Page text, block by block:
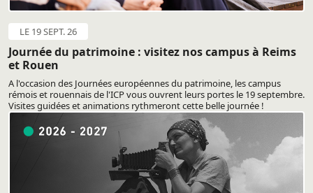
LE 19 SEPT. 26
Journée du patrimoine : visitez nos campus à Reims
et Rouen
A l'occasion des Journées européennes du patrimoine, les campus
rémois et rouennais de l'ICP vous ouvrent leurs portes le 19 septembre.
Visites guidées et animations rythmeront cette belle journée !